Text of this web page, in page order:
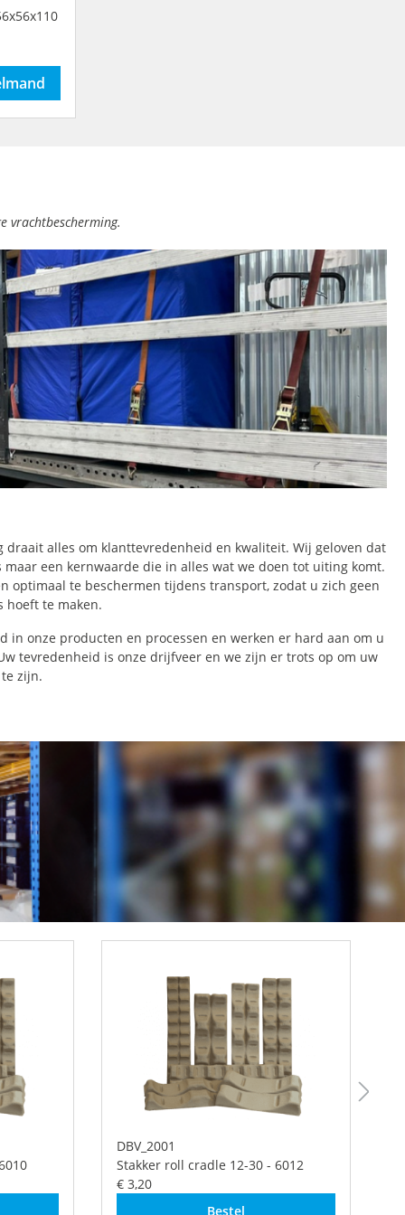
vrachtbescherming.
draait alles om klanttevredenheid en kwaliteit. Wij geloven dat
een kernwaarde die in alles wat we doen tot uiting komt.
optimaal te beschermen tijdens transport, zodat u zich geen
hoeft te maken.
in onze producten en processen en werken er hard aan om u
tevredenheid is onze drijfveer en we zijn er trots op om uw
zijn.
DBV_2001
Stakker roll cradle 12-30 - 6012
€ 3,20
Bestel